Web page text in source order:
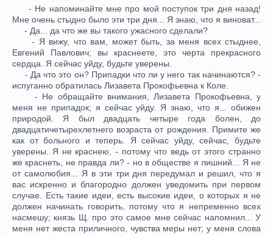
- Не напоминайте мне про мой поступок три дня назад!
Мне очень стыдно было эти три дня... Я знаю, что я виноват...
- Да... да что же вы такого ужасного сделали?
- Я вижу, что вам, может быть, за меня всех стыднее,
Евгений Павлович; вы краснеете, это черта прекрасного
сердца. Я сейчас уйду, будьте уверены.
- Да что это он? Припадки что ли у него так начинаются? -
испуганно обратилась Лизавета Прокофьевна к Коле.
- Не обращайте внимания, Лизавета Прокофьевна, у
меня не припадок; я сейчас уйду. Я знаю, что я... обижен
природой. Я был двадцать четыре года болен, до
двадцатичетырехлетнего возраста от рождения. Примите же
как от больного и теперь. Я сейчас уйду, сейчас, будьте
уверены. Я не краснею, - потому что ведь от этого странно
же краснеть, не правда ли? - но в обществе я лишний... Я не
от самолюбия... Я в эти три дня передумал и решил, что я
вас искренно и благородно должен уведомить при первом
случае. Есть такие идеи, есть высокие идеи, о которых я не
должен начинать говорить, потому что я непременно всех
насмешу; князь Щ. про это самое мне сейчас напомнил... У
меня нет жеста приличного, чувства меры нет; у меня слова